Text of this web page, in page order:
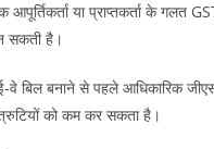
या प्राप्तकर्ता के गलत
सकती है।
वे बिल बनाने से पहले आधिकारिक
को कम कर सकता है।